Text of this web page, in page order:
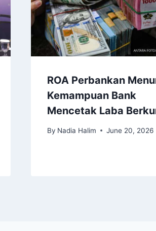
ROA Perbankan
Kemampuan Bank
Mencetak Laba
By Nadia Halim June 20, 2026